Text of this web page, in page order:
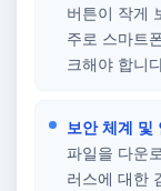
버튼이 작게
주로 스마트
크해야 합니
보안 체계 및
파일을 다운
러스에 대한